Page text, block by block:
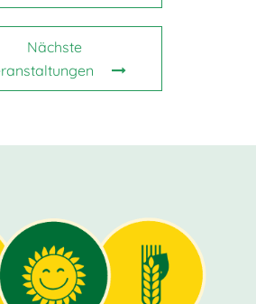
Nächste